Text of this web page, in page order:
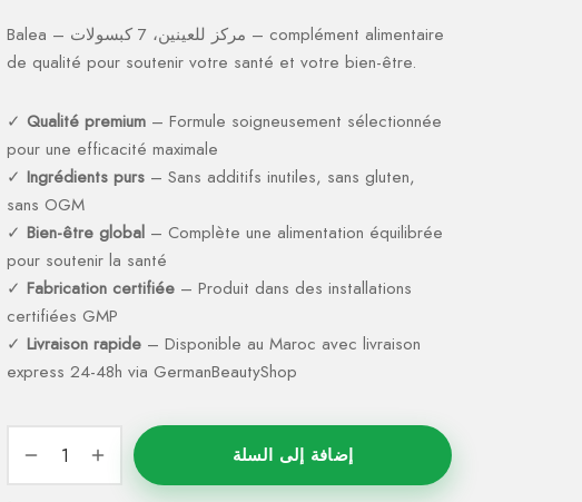
Balea – مركز للعينين، 7 كبسولات – complément alimentaire
de qualité pour soutenir votre santé et votre bien-être.
✓ Qualité premium – Formule soigneusement sélectionnée
pour une efficacité maximale
✓ Ingrédients purs – Sans additifs inutiles, sans gluten,
sans OGM
✓ Bien-être global – Complète une alimentation équilibrée
pour soutenir la santé
✓ Fabrication certifiée – Produit dans des installations
certifiées GMP
✓ Livraison rapide – Disponible au Maroc avec livraison
express 24-48h via GermanBeautyShop
إضافة إلى السلة